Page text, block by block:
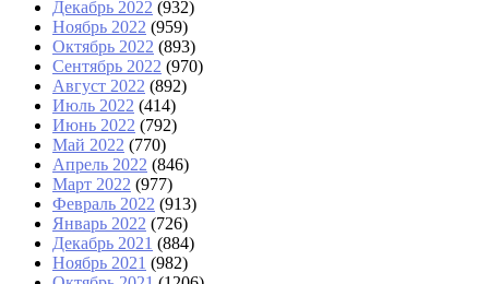
Декабрь 2022 (932)
Ноябрь 2022 (959)
Октябрь 2022 (893)
Сентябрь 2022 (970)
Август 2022 (892)
Июль 2022 (414)
Июнь 2022 (792)
Май 2022 (770)
Апрель 2022 (846)
Март 2022 (977)
Февраль 2022 (913)
Январь 2022 (726)
Декабрь 2021 (884)
Ноябрь 2021 (982)